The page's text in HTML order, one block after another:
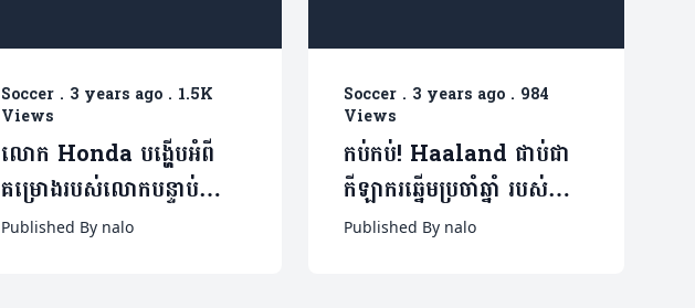
Soccer . 3 years ago . 1.5K
Views
លោក Honda បង្ហើបអំពី
គម្រោងរបស់លោកបន្ទាប់
ខណៈថៃក៏ជាក្រុមដែលគាត់ចង់
Published By nalo
Soccer . 3 years ago . 984
Views
កប់កប់! Haaland ជាប់ជា
កីឡាករឆ្នើមប្រចាំឆ្នាំ របស់
សមាគមអ្នកនិពន្ធបាល់ទាត់
Published By nalo